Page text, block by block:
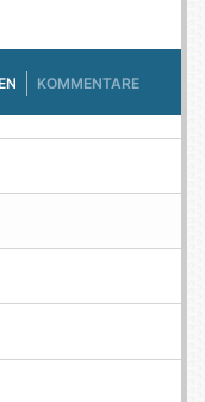
KOMMENTARE